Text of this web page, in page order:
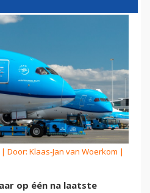
Door: Klaas-Jan van Woerkom |
op één na laatste